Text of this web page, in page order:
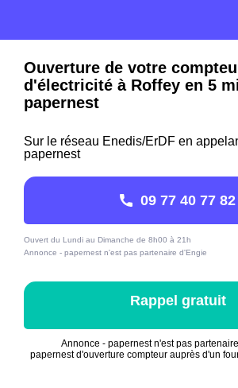
Ouverture de votre
d'électricité à Roffey en 5
papernest
Sur le réseau Enedis/ErDF en
papernest
09 77 40 77 82
Ouvert du Lundi au Dimanche de 8h00 à 21h
Annonce - papernest n'est pas partenaire d'Engie
Rappel gratuit
Annonce - papernest n'est pas
papernest d'ouverture compteur auprès d'un